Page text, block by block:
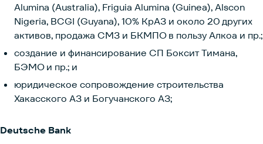
Alumina (Australia), Friguia Alumina (Guinea), Alscon
Nigeria, BCGI (Guyana), 10% КрАЗ и около 20 других
активов, продажа СМЗ и БКМПО в пользу Алкоа и пр.;
создание и финансирование СП Боксит Тимана,
БЭМО и пр.; и
юридическое сопровождение строительства
Хакасского АЗ и Богучанского АЗ;
Deutsche Bank